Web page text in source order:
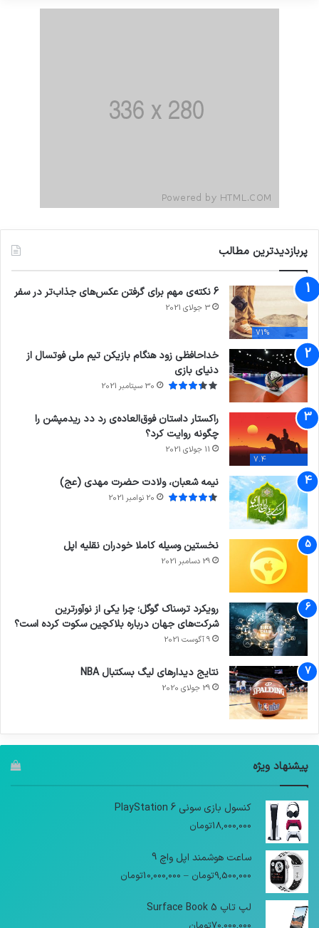
پربازدیدترین مطالب
71%
6 نکته‌ی مهم برای گرفتن عکس‌های جذاب‌تر در سفر
3 جولای 2021
خداحافظی زود هنگام بازیکن تیم ملی فوتسال از
دنیای بازی
30 سپتامبر 2021
7.4
راکستار داستان فوق‌العاده‌ی رد دد ریدمپشن را
چگونه روایت کرد؟
11 جولای 2021
نیمه شعبان، ولادت حضرت مهدی (عج)
20 نوامبر 2021
نخستین وسیله کاملا خودران نقلیه اپل
29 دسامبر 2021
رویکرد ترسناک گوگل؛ چرا یکی از نوآورترین
شرکت‌های جهان درباره بلاکچین سکوت کرده است؟
9 آگوست 2021
نتایج دیدار‌های لیگ بسکتبال NBA
29 جولای 2020
پیشنهاد ویژه
کنسول بازی سونی PlayStation 6
18,000,000تومان
ساعت هوشمند اپل واچ 9
9,500,000تومان –
10,000,000تومان
لپ تاپ Surface Book 5